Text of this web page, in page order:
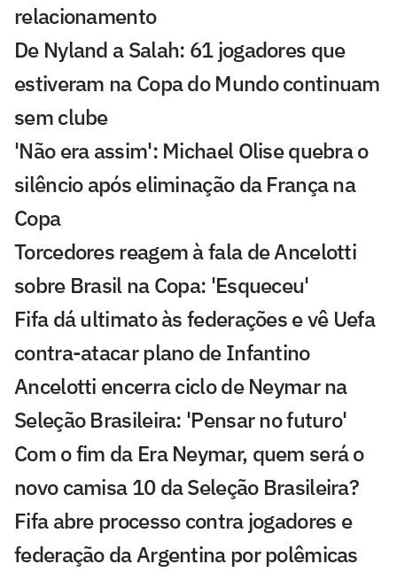
relacionamento
De Nyland a Salah: 61 jogadores que
estiveram na Copa do Mundo continuam
sem clube
'Não era assim': Michael Olise quebra o
silêncio após eliminação da França na
Copa
Torcedores reagem à fala de Ancelotti
sobre Brasil na Copa: 'Esqueceu'
Fifa dá ultimato às federações e vê Uefa
contra-atacar plano de Infantino
Ancelotti encerra ciclo de Neymar na
Seleção Brasileira: 'Pensar no futuro'
Com o fim da Era Neymar, quem será o
novo camisa 10 da Seleção Brasileira?
Fifa abre processo contra jogadores e
federação da Argentina por polêmicas